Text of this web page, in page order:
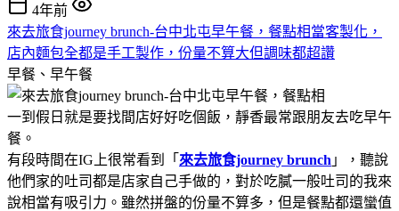
4年前
來去旅食journey brunch-台中北屯早午餐，餐點相當客製化，
店內麵包全都是手工製作，份量不算大但調味都超讚
早餐、早午餐
一到假日就是要找間店好好吃個飯，靜香最常跟朋友去吃早午
餐。
有段時間在IG上很常看到「 來去旅食journey brunch 」，聽說
他們家的吐司都是店家自己手做的，對於吃膩一般吐司的我來
說相當有吸引力。雖然拼盤的份量不算多，但是餐點都還蠻值